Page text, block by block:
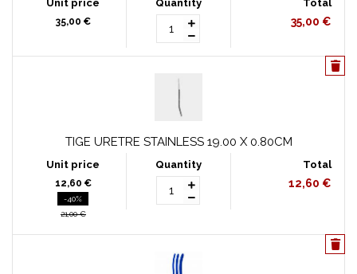
35,00 € 35,00 €
TIGE URETRE STAINLESS 19.00 X 0.80CM
12,60 €
-40%
21,00 €
12,60 €